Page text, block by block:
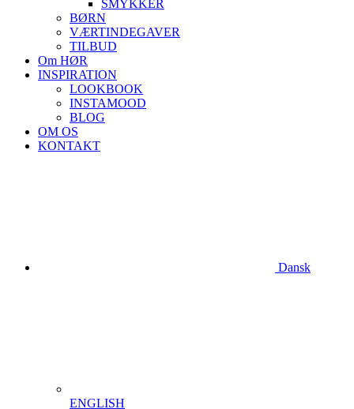
SMYKKER
BØRN
VÆRTINDEGAVER
TILBUD
Om HØR
INSPIRATION
LOOKBOOK
INSTAMOOD
BLOG
OM OS
KONTAKT
Dansk
ENGLISH